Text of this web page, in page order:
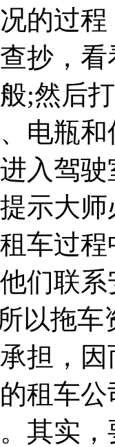
的过
抄，
;然后
电瓶
入驾
示大
车过
们联
以拖
担，
租车
其实